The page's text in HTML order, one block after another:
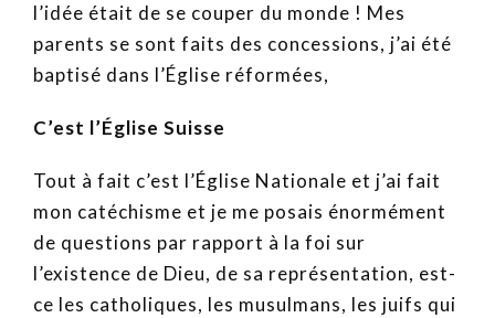
l’idée était de se couper du monde ! Mes
parents se sont faits des concessions, j’ai été
baptisé dans l’Église réformées,
C’est l’Église Suisse
Tout à fait c’est l’Église Nationale et j’ai fait
mon catéchisme et je me posais énormément
de questions par rapport à la foi sur
l’existence de Dieu, de sa représentation, est-
ce les catholiques, les musulmans, les juifs qui